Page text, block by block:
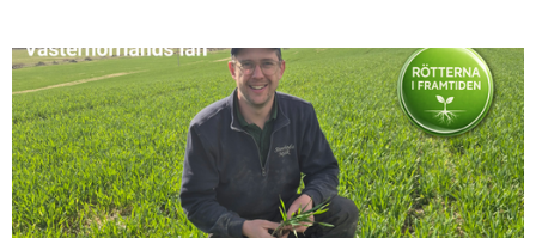
Persson, Tillväxtverket, som samordnar det tematiska
nätverket.